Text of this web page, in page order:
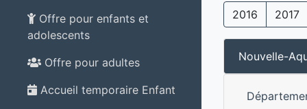
Offre pour enfants et
adolescents
Offre pour adultes
Accueil temporaire Enfant
2016 2017
Nouvelle-